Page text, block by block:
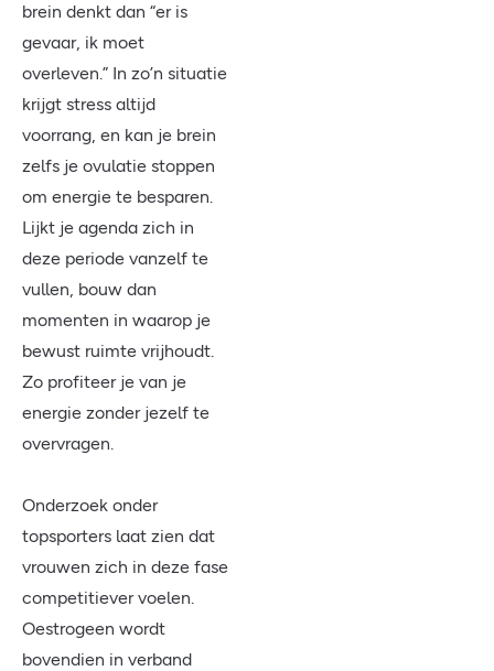
brein denkt dan “er is
gevaar, ik moet
overleven.” In zo’n situatie
krijgt stress altijd
voorrang, en kan je brein
zelfs je ovulatie stoppen
om energie te besparen.
Lijkt je agenda zich in
deze periode vanzelf te
vullen, bouw dan
momenten in waarop je
bewust ruimte vrijhoudt.
Zo profiteer je van je
energie zonder jezelf te
overvragen.
Onderzoek onder
topsporters laat zien dat
vrouwen zich in deze fase
competitiever voelen.
Oestrogeen wordt
bovendien in verband